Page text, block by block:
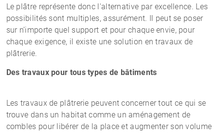
Le plâtre représente donc l'alternative par excellence. Les
possibilités sont multiples, assurément. Il peut se poser
sur n’importe quel support et pour chaque envie, pour
chaque exigence, il existe une solution en travaux de
plâtrerie.
Des travaux pour tous types de bâtiments
Les travaux de plâtrerie peuvent concerner tout ce qui se
trouve dans un habitat comme un aménagement de
combles pour libérer de la place et augmenter son volume